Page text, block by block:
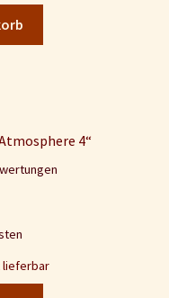
4“
lieferbar